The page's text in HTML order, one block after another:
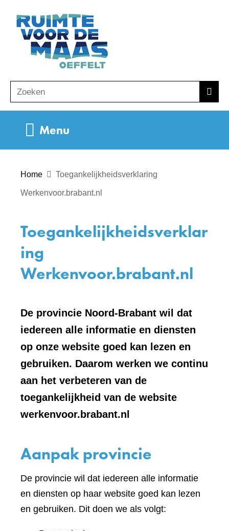
o
e
Zoeken
Menu
Home Toegankelijkheidsverklaring
Werkenvoor.brabant.nl
Toegankelijkheidsverklar
ing
Werkenvoor.brabant.nl
De provincie Noord-Brabant wil dat
iedereen alle informatie en diensten
op onze website goed kan lezen en
gebruiken. Daarom werken we continu
aan het verbeteren van de
toegankelijkheid van de website
werkenvoor.brabant.nl
Aanpak provincie
De provincie wil dat iedereen alle informatie
en diensten op haar website goed kan lezen
en gebruiken. Dit doen we als volgt: